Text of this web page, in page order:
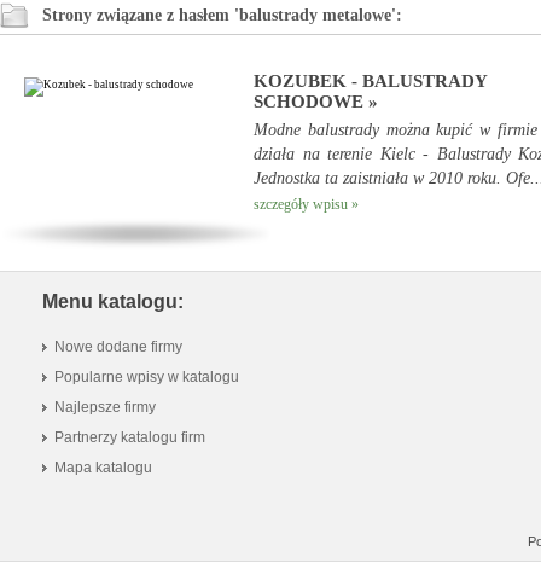
Strony związane z hasłem 'balustrady metalowe':
KOZUBEK - BALUSTRADY
SCHODOWE »
Modne balustrady można kupić w
działa na terenie Kielc - Balustrady
Jednostka ta zaistniała w 2010 roku.
szczegóły wpisu »
Menu katalogu:
Nowe dodane firmy
Popularne wpisy w katalogu
Najlepsze firmy
Partnerzy katalogu firm
Mapa katalogu